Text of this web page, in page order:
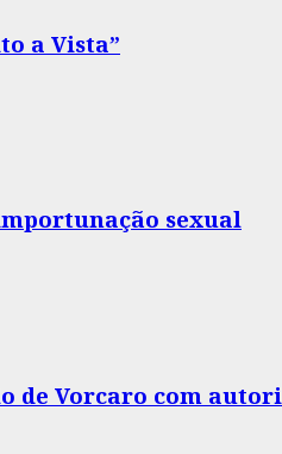
a Vista”
sexual
de Vorcaro com